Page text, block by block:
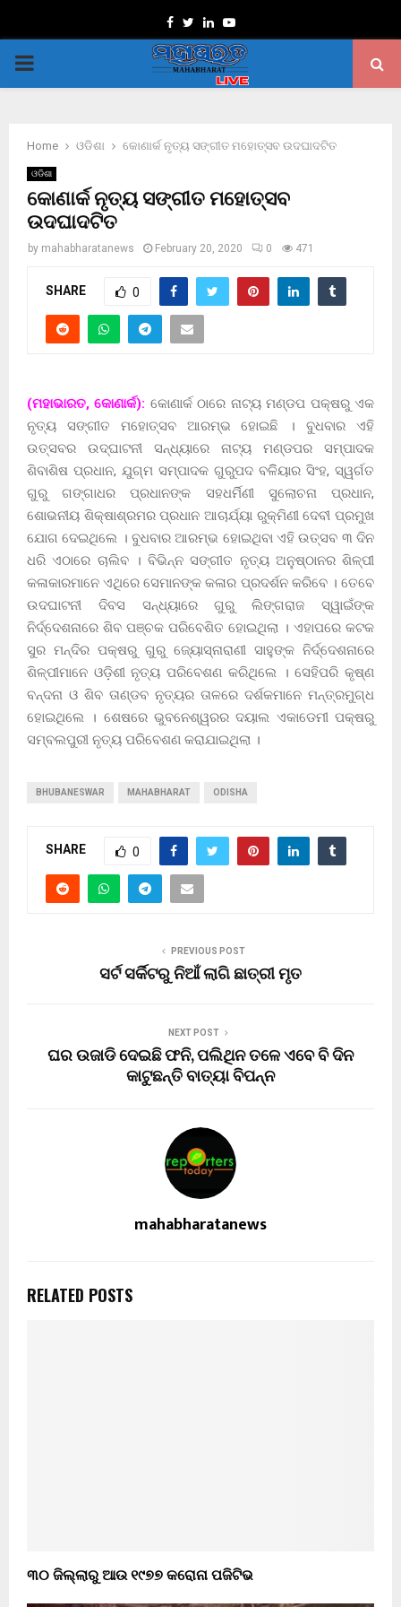
Facebook
TwitterLinkedinYoutube
PRIMARY
Home ଓଡିଶା କୋଣାର୍କ ନୃତ୍ୟ ସଙ୍ଗୀତ ମହୋତ୍ସବ ଉଦଘାଦଟିତ
ଓଡିଶା
କୋଣାର୍କ ନୃତ୍ୟ ସଙ୍ଗୀତ ମହୋତ୍ସବ
ଉଦଘାଦଟିତ
by mahabharatanews February 20, 2020 0 471
SHARE 0
(ମହାଭାରତ, କୋଣାର୍କ): କୋଣାର୍କ ଠାରେ ନାଟ୍ୟ ମଣ୍ଡପ ପକ୍ଷରୁ ଏକ
ନୃତ୍ୟ ସଙ୍ଗୀତ ମହୋତ୍ସବ ଆରମ୍ଭ ହୋଇଛି । ବୁଧବାର ଏହି
ଉତ୍ସବର ଉଦ୍ଘାଟନୀ ସନ୍ଧ୍ୟାରେ ନାଟ୍ୟ ମଣ୍ଡପର ସମ୍ପାଦକ
ଶିବାଶିଷ ପ୍ରଧାନ, ଯୁଗ୍ମ ସମ୍ପାଦକ ଗୁରୁପଦ ବଳିିୟାର ସିଂହ, ସ୍ୱର୍ଗତ
ଗୁରୁ ଗଙ୍ଗାଧର ପ୍ରଧାନଙ୍କ ସହଧର୍ମିଣୀ ସୁଲୋଚନା ପ୍ରଧାନ,
ଶୋଭନୀୟ ଶିକ୍ଷାଶ୍ରମର ପ୍ରଧାନ ଆଚାର୍ଯ୍ୟା ରୁକ୍ମିଣୀ ଦେବୀ ପ୍ରମୁଖ
ଯୋଗ ଦେଇଥିଲେ । ବୁଧବାର ଆରମ୍ଭ ହୋଇଥିବା ଏହି ଉତ୍ସବ ୩ ଦିନ
ଧରି ଏଠାରେ ଚାଲିବ । ବିଭିନ୍ନ ସଙ୍ଗୀତ ନୃତ୍ୟ ଅନୁଷ୍ଠାନର ଶିଳ୍ପୀ
କଳାକାରମାନେ ଏଥିରେ ସେମାନଙ୍କ କଳାର ପ୍ରଦର୍ଶନ କରିବେ । ତେବେ
ଉଦଘାଟନୀ ଦିବସ ସନ୍ଧ୍ୟାରେ ଗୁରୁ ଲିଙ୍ଗରାଜ ସ୍ୱାଇଁଙ୍କ
ନିର୍ଦ୍ଦେଶନାରେ ଶିବ ପଞ୍ଚକ ପରିବେଶିତ ହୋଇଥିଲା । ଏହାପରେ କଟକ
ସୁର ମନ୍ଦିର ପକ୍ଷରୁ ଗୁରୁ ଜ୍ୟୋସ୍ନାରାଣୀ ସାହୁଙ୍କ ନିର୍ଦ୍ଦେଶନାରେ
ଶିଳ୍ପୀମାନେ ଓଡ଼ିଶୀ ନୃତ୍ୟ ପରିବେଶଣ କରିଥିଲେ । ସେହିପରି କୃଷ୍ଣ
ବନ୍ଦନା ଓ ଶିବ ତାଣ୍ଡବ ନୃତ୍ୟର ତାଳରେ ଦର୍ଶକମାନେ ମନ୍ତ୍ରମୁଗ୍ଧ
ହୋଇଥିଲେ । ଶେଷରେ ଭୁବନେଶ୍ୱରର ଦୟାଲ ଏକାଡେମୀ ପକ୍ଷରୁ
ସମ୍ବଲପୁରୀ ନୃତ୍ୟ ପରିବେଶଣ କରାଯାଇଥିଲା ।
BHUBANESWAR MAHABHARAT ODISHA
SHARE 0
PREVIOUS POST
ସର୍ଟ ସର୍କିଟରୁ ନିଆଁ ଲାଗି ଛାତ୍ରୀ ମୃତ
NEXT POST
ଘର ଉଜାଡି ଦେଇଛି ଫନି, ପଲିଥିନ ତଳେ ଏବେ ବି ଦିନ
କାଟୁଛନ୍ତି ବାତ୍ୟା ବିପନ୍ନ
mahabharatanews
RELATED POSTS
୩୦ ଜିଲ୍ଲାରୁ ଆଉ ୧୯୭୭ କରୋନା ପଜିଟିଭ